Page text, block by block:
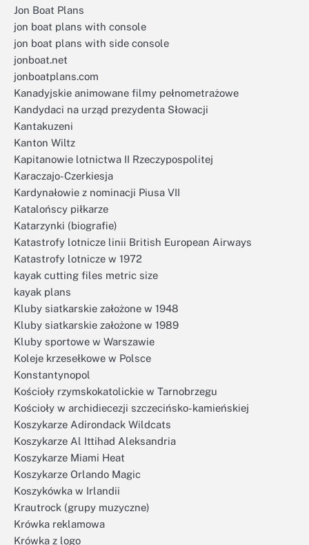
Jon Boat Plans
jon boat plans with console
jon boat plans with side console
jonboat.net
jonboatplans.com
Kanadyjskie animowane filmy pełnometrażowe
Kandydaci na urząd prezydenta Słowacji
Kantakuzeni
Kanton Wiltz
Kapitanowie lotnictwa II Rzeczypospolitej
Karaczajo-Czerkiesja
Kardynałowie z nominacji Piusa VII
Katalońscy piłkarze
Katarzynki (biografie)
Katastrofy lotnicze linii British European Airways
Katastrofy lotnicze w 1972
kayak cutting files metric size
kayak plans
Kluby siatkarskie założone w 1948
Kluby siatkarskie założone w 1989
Kluby sportowe w Warszawie
Koleje krzesełkowe w Polsce
Konstantynopol
Kościoły rzymskokatolickie w Tarnobrzegu
Kościoły w archidiecezji szczecińsko-kamieńskiej
Koszykarze Adirondack Wildcats
Koszykarze Al Ittihad Aleksandria
Koszykarze Miami Heat
Koszykarze Orlando Magic
Koszykówka w Irlandii
Krautrock (grupy muzyczne)
Krówka reklamowa
Krówka z logo